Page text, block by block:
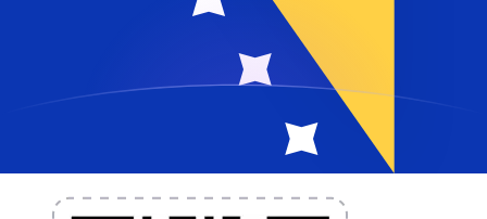
nécessaires pour vos transferts d'argent internationaux
et la gestion de vos devises. Convertissez des devises,
programmez des alertes de taux et transférez de
l'argent à l'étranger sans frais cachés. Téléchargez